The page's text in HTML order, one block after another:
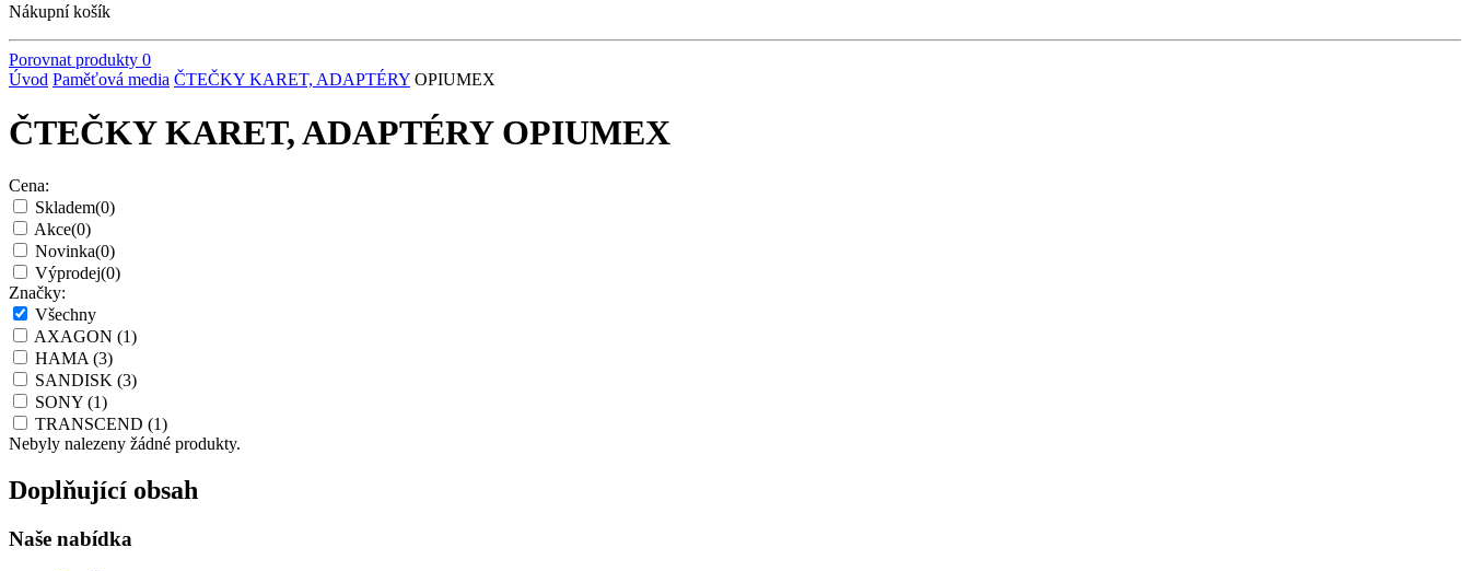
Nákupní košík
Porovnat produkty 0
Úvod Paměťová media ČTEČKY KARET, ADAPTÉRY OPIUMEX
ČTEČKY KARET, ADAPTÉRY OPIUMEX
Cena:
Skladem(0)
Akce(0)
Novinka(0)
Výprodej(0)
Značky:
Všechny
AXAGON (1)
HAMA(3)
SANDISK (3)
SONY (1)
TRANSCEND (1)
Nebyly nalezeny žádné produkty.
Doplňující obsah
Naše nabídka